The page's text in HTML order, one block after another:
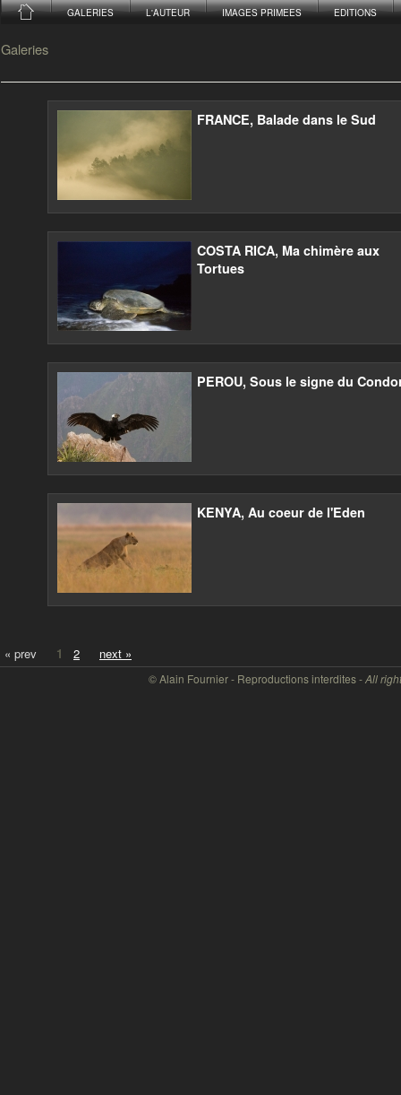
GALERIES L'AUTEUR IMAGES PRIMEES EDITIONS
Galeries
FRANCE, Balade dans le Sud
COSTA RICA, Ma chimère aux
Tortues
PEROU, Sous le signe du
KENYA, Au coeur de l'Eden
« prev 1 2 next »
© Alain Fournier - Reproductions interdites -All